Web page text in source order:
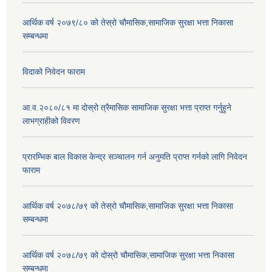
आर्थिक वर्ष २०७९/८० को तेस्रो चौमासिक,सामाजिक सुरक्षा भत्ता निकासा
सम्बन्धमा
विदाको निवेदन फाराम
आ.व.२०८०/८१ मा दोस्रो त्रैमासिक सामाजिक सुरक्षा भत्ता प्राप्त गर्नुहुने
लाभग्राहीको विवरण
प्रारम्भिक बाल विकास केन्द्र सञ्चालन गर्न अनुमति प्राप्त गर्नको लागि निवेदन
फाराम
आर्थिक वर्ष २०७८/७९ को तेस्रो चौमासिक,सामाजिक सुरक्षा भत्ता निकासा
सम्बन्धमा
आर्थिक वर्ष २०७८/७९ को दोस्रो चौमासिक,सामाजिक सुरक्षा भत्ता निकासा
सम्बन्धमा